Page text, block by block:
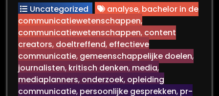
Uncategorized analyse, bachelor in de
communicatiewetenschappen,
communicatiewetenschappen, content
creators, doeltreffend, effectieve
communicatie, gemeenschappelijke doelen,
journalisten, kritisch denken, media,
mediaplanners, onderzoek, opleiding
communicatie, persoonlijke gesprekken, pr-